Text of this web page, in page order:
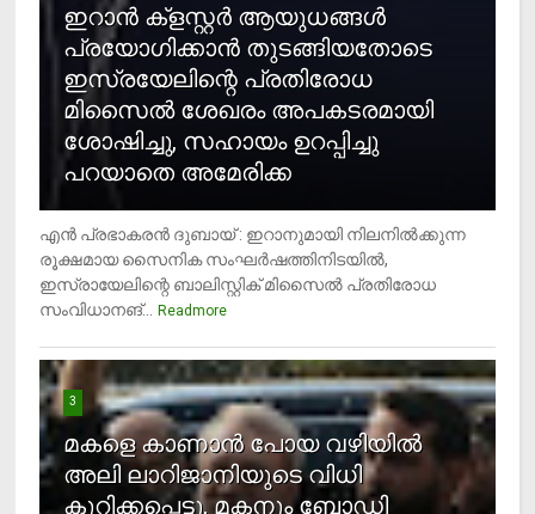
ഇറാന്‍ ക്‌ളസ്റ്റര്‍ ആയുധങ്ങള്‍
പ്രയോഗിക്കാന്‍ തുടങ്ങിയതോടെ
ഇസ്രയേലിന്റെ പ്രതിരോധ
മിസൈല്‍ ശേഖരം അപകടരമായി
ശോഷിച്ചു, സഹായം ഉറപ്പിച്ചു
പറയാതെ അമേരിക്ക
എന്‍ പ്രഭാകരന്‍ ദുബായ് : ഇറാനുമായി നിലനില്‍ക്കുന്ന
രൂക്ഷമായ സൈനിക സംഘര്‍ഷത്തിനിടയില്‍,
ഇസ്രായേലിന്റെ ബാലിസ്റ്റിക് മിസൈല്‍ പ്രതിരോധ
സംവിധാനങ്...
Readmore
3
മകളെ കാണാന്‍ പോയ വഴിയില്‍
അലി ലാറിജാനിയുടെ വിധി
കുറിക്കപ്പെട്ടു, മകനും ബോഡി